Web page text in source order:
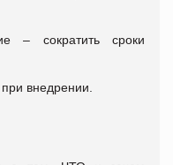
– сократить сроки
внедрении.